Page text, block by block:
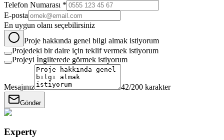
Telefon Numarası *
E-posta
En uygun olanı seçebilirsiniz
Proje hakkında genel bilgi almak istiyorum
Projedeki bir daire için teklif vermek istiyorum
Projeyi İngilterede görmek istiyorum
Mesajınız 42/200 karakter
Gönder
Experty